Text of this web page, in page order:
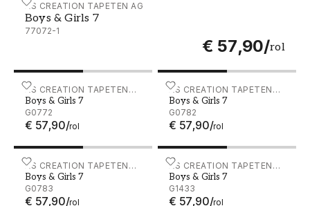
AS CREATION TAPETEN AG
Boys & Girls 7
77072-1
€ 57,90/rol
Boys & Girls 7 - 77072-1
AS CREATION TAPETEN
AG
Boys & Girls 7
G0772
€ 57,90/rol
Boys & Girls 7 - G0772
AS CREATION TAPETEN
AG
Boys & Girls 7
G0782
€ 57,90/rol
Boys & Girls 7 - G0782
AS CREATION TAPETEN
AG
Boys & Girls 7
G0783
€ 57,90/rol
Boys & Girls 7 - G0783
AS CREATION TAPETEN
AG
Boys & Girls 7
G1433
€ 57,90/rol
Boys & Girls 7 - G1433